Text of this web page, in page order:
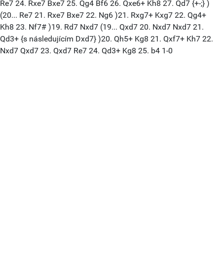
Re7 24. Rxe7 Bxe7 25. Qg4 Bf6 26. Qxe6+ Kh8 27. Qd7 {+-;} )
(20... Re7 21. Rxe7 Bxe7 22. Ng6 )21. Rxg7+ Kxg7 22. Qg4+
Kh8 23. Nf7# )19. Rd7 Nxd7 (19... Qxd7 20. Nxd7 Nxd7 21.
Qd3+ {s následujícím Dxd7} )20. Qh5+ Kg8 21. Qxf7+ Kh7 22.
Nxd7 Qxd7 23. Qxd7 Re7 24. Qd3+ Kg8 25. b4 1-0